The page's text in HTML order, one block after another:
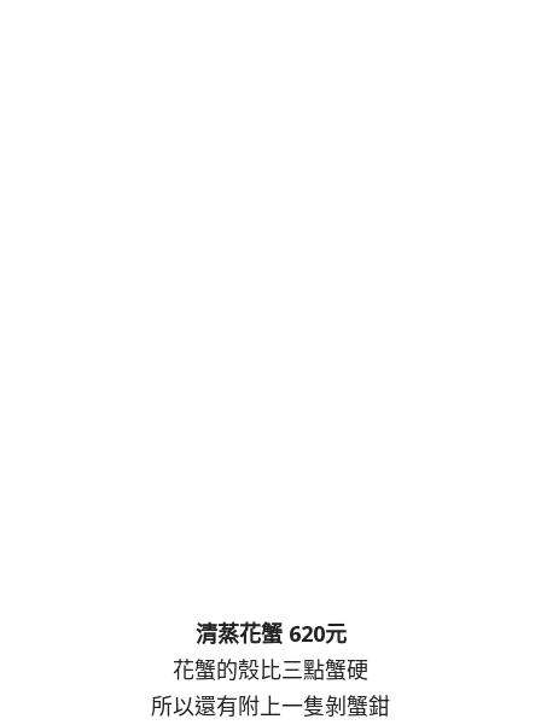
清蒸花蟹 620元
花蟹的殼比三點蟹硬
所以還有附上一隻剝蟹鉗